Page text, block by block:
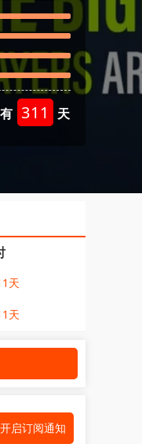
311 天
天
天
开启订阅通知